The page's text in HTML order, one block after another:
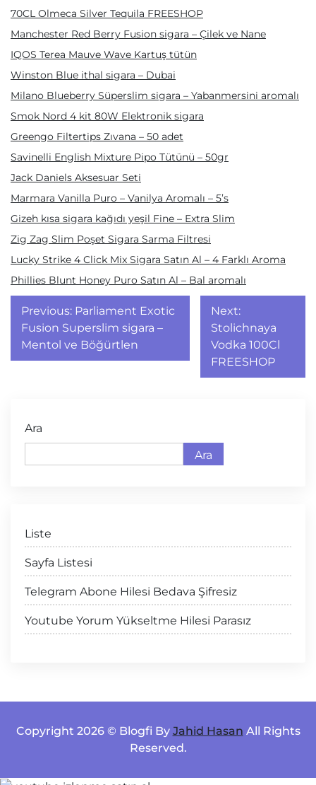
70CL Olmeca Silver Tequila FREESHOP
Manchester Red Berry Fusion sigara – Çilek ve Nane
IQOS Terea Mauve Wave Kartuş tütün
Winston Blue ithal sigara – Dubai
Milano Blueberry Süperslim sigara – Yabanmersini aromalı
Smok Nord 4 kit 80W Elektronik sigara
Greengo Filtertips Zıvana – 50 adet
Savinelli English Mixture Pipo Tütünü – 50gr
Jack Daniels Aksesuar Seti
Marmara Vanilla Puro – Vanilya Aromalı – 5’s
Gizeh kısa sigara kağıdı yeşil Fine – Extra Slim
Zig Zag Slim Poşet Sigara Sarma Filtresi
Lucky Strike 4 Click Mix Sigara Satın Al – 4 Farklı Aroma
Phillies Blunt Honey Puro Satın Al – Bal aromalı
Yazı
gezinmesi
Previous: Parliament Exotic
Fusion Superslim sigara –
Mentol ve Böğürtlen
Next:
Stolichnaya
Vodka 100Cl
FREESHOP
Ara
Ara
Liste
Sayfa Listesi
Telegram Abone Hilesi Bedava Şifresiz
Youtube Yorum Yükseltme Hilesi Parasız
Copyright 2026 © Blogfi By Jahid Hasan All Rights
Reserved.